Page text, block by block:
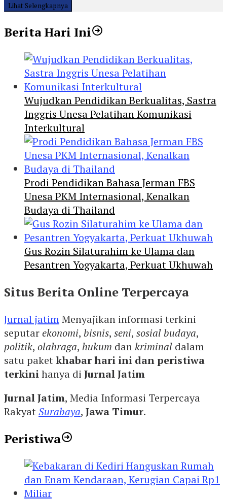
Lihat Selengkapnya
Berita Hari Ini
Wujudkan Pendidikan Berkualitas, Sastra
Inggris Unesa Pelatihan Komunikasi
Interkultural
Prodi Pendidikan Bahasa Jerman FBS
Unesa PKM Internasional, Kenalkan
Budaya di Thailand
Gus Rozin Silaturahim ke Ulama dan
Pesantren Yogyakarta, Perkuat Ukhuwah
Situs Berita Online Terpercaya
Jurnal jatimMenyajikan informasi terkini
seputarekonomi, bisnis, seni, sosial budaya,
politik, olahraga, hukum dankriminal dalam
satu paketkhabar hari ini dan peristiwa
terkinihanya di Jurnal Jatim
Jurnal Jatim, Media Informasi Terpercaya
RakyatSurabaya, Jawa Timur.
Peristiwa